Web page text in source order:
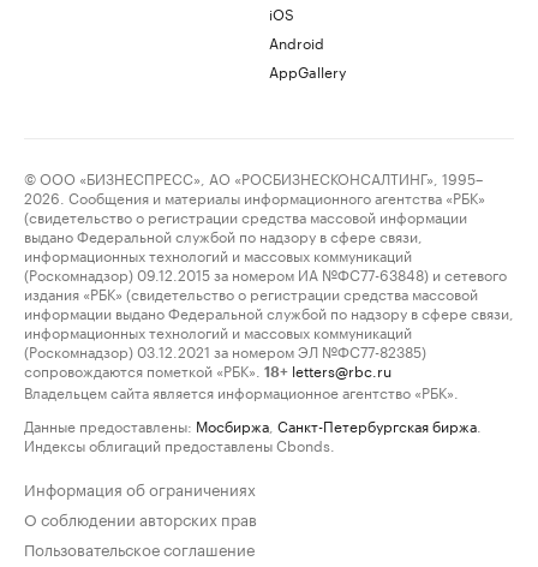
iOS
Android
AppGallery
© ООО «БИЗНЕСПРЕСС», АО «РОСБИЗНЕСКОНСАЛТИНГ», 1995–
2026. Сообщения и материалы информационного агентства «РБК»
(свидетельство о регистрации средства массовой информации
выдано Федеральной службой по надзору в сфере связи,
информационных технологий и массовых коммуникаций
(Роскомнадзор) 09.12.2015 за номером ИА №ФС77-63848) и сетевого
издания «РБК» (свидетельство о регистрации средства массовой
информации выдано Федеральной службой по надзору в сфере связи,
информационных технологий и массовых коммуникаций
(Роскомнадзор) 03.12.2021 за номером ЭЛ №ФС77-82385)
сопровождаются пометкой «РБК».
18+ letters@rbc.ru
Владельцем сайта является информационное агентство «РБК».
Данные предоставлены: Мосбиржа Санкт-Петербургская биржа
Индексы облигаций предоставлены Cbonds.
Информация об ограничениях
О соблюдении авторских прав
Пользовательское соглашение